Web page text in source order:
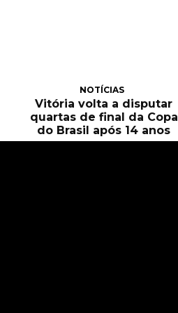
NOTÍCIAS
Vitória volta a disputar
quartas de final da Copa
do Brasil após 14 anos